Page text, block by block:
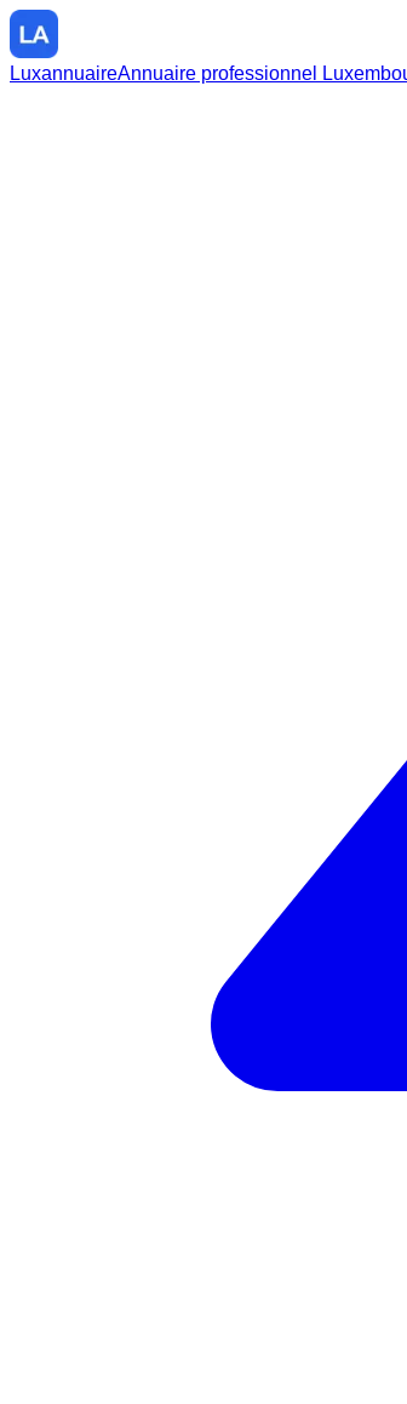
LuxannuaireAnnuaire professionnel